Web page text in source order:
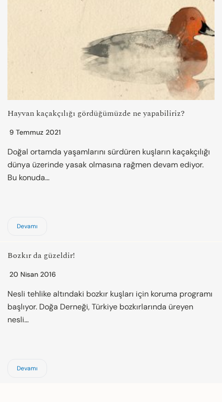
Hayvan kaçakçılığı gördüğümüzde ne yapabiliriz?
9 Temmuz 2021
Doğal ortamda yaşamlarını sürdüren kuşların kaçakçılığı
dünya üzerinde yasak olmasına rağmen devam ediyor.
Bu konuda…
Devamı
Bozkır da güzeldir!
20 Nisan 2016
Nesli tehlike altındaki bozkır kuşları için koruma programı
başlıyor. Doğa Derneği, Türkiye bozkırlarında üreyen
nesli…
Devamı